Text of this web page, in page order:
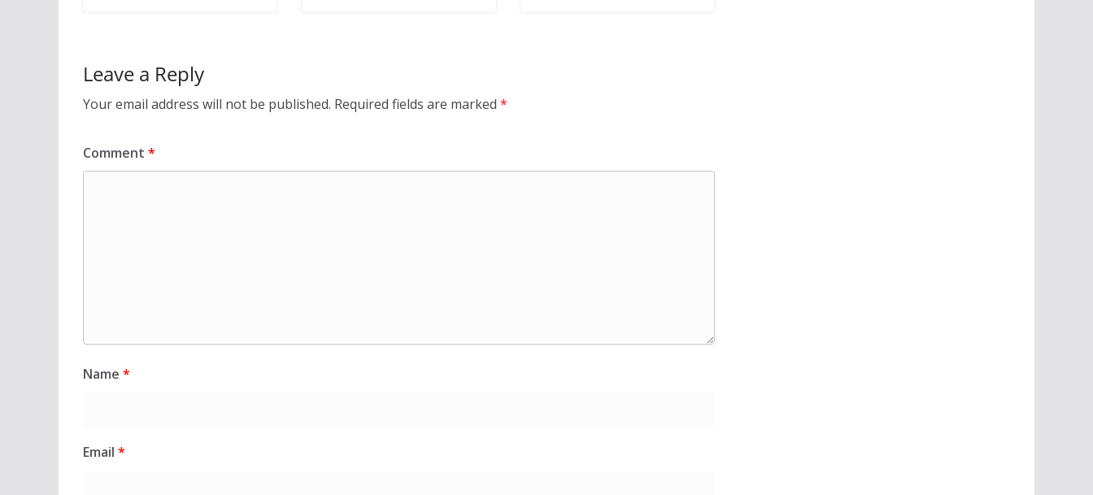
Leave a Reply
Your email address will not be published. Required fields are marked *
Comment *
Name *
Email *